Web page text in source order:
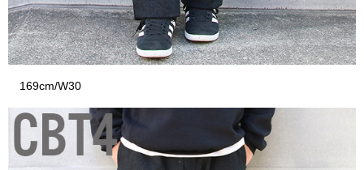
169cm/W30